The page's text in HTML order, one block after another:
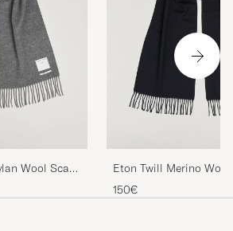
Wool Scarf
Eton Twill Merino Wool
Blue
150€